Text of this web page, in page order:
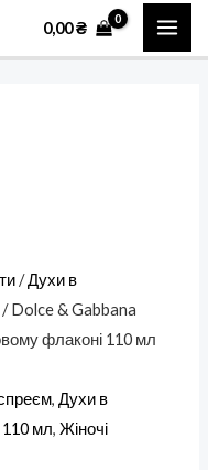
0,00₴
/Духи в
/ Dolce & Gabbana
флаконі 110 мл
,Духи в
110 мл,Жіночі